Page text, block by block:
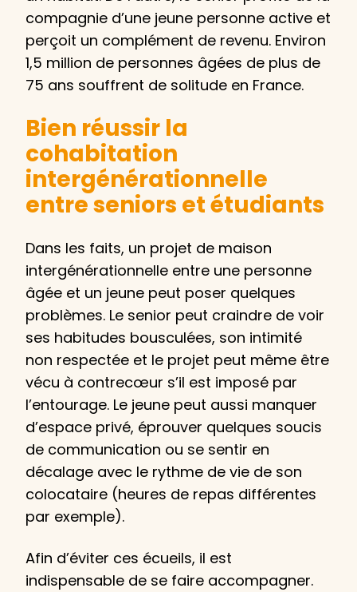
compagnie d’une jeune personne active et
perçoit un complément de revenu. Environ
1,5 million de personnes âgées de plus de
75 ans souffrent de solitude en France.
Bien réussir la
cohabitation
intergénérationnelle
entre seniors et étudiants
Dans les faits, un projet de maison
intergénérationnelle entre une personne
âgée et un jeune peut poser quelques
problèmes. Le senior peut craindre de voir
ses habitudes bousculées, son intimité
non respectée et le projet peut même être
vécu à contrecœur s’il est imposé par
l’entourage. Le jeune peut aussi manquer
d’espace privé, éprouver quelques soucis
de communication ou se sentir en
décalage avec le rythme de vie de son
colocataire (heures de repas différentes
par exemple).
Afin d’éviter ces écueils, il est
indispensable de se faire accompagner.